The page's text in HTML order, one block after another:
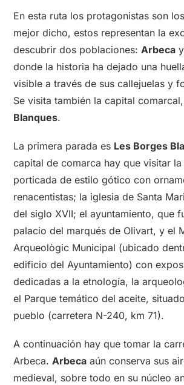
En esta ruta los protagonistas son
mejor dicho, estos representan la
descubrir dos poblaciones: Arbeca y
donde la historia ha dejado una
visible a través de sus callejuelas y
Se visita también la capital
Blanques.
La primera parada es Les Borges
capital de comarca hay que visitar
porticada de estilo gótico con
renacentistas; la iglesia de Santa
del siglo XVII; el ayuntamiento, que
palacio del marqués de Olivart, y el
Arqueològic Municipal (ubicado
edificio del Ayuntamiento) con
dedicadas a la etnología, la
el Parque temático del aceite,
pueblo (carretera N-240, km 71).
A continuación hay que tomar la
Arbeca. Arbeca aún conserva sus
medieval, sobre todo en su núcleo